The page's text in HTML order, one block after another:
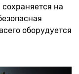
на
оборудуется